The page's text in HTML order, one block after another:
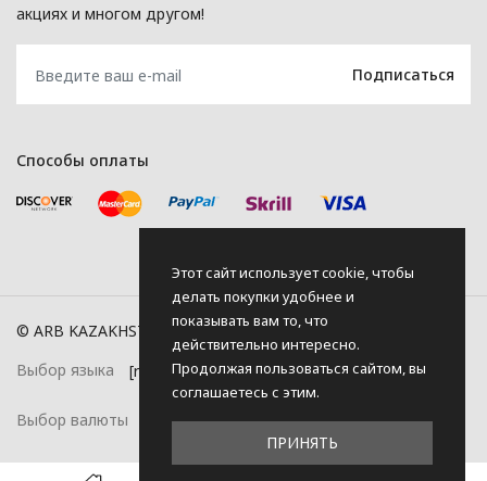
акциях и многом другом!
Способы оплаты
© ARB KAZAKHSTAN, 2026
Выбор языка
Выбор валюты
Этот сайт использует cookie, чтобы
делать покупки удобнее и
показывать вам то, что
действительно интересно.
Продолжая пользоваться сайтом, вы
соглашаетесь с этим.
ПРИНЯТЬ